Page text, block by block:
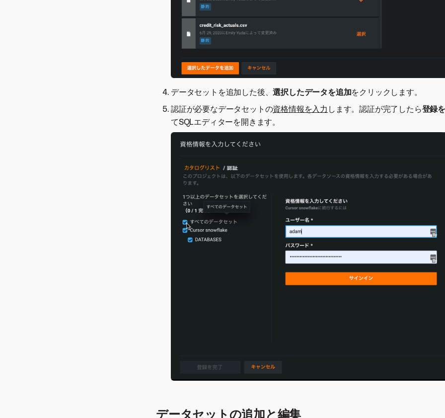
データセットを追加した後、選択したデータを追加をクリックします。
認証が必要なデータセットの資格情報を入力 します。認証が完了したら登録
てSQLエディターを開きます。
データセットの追加と編集